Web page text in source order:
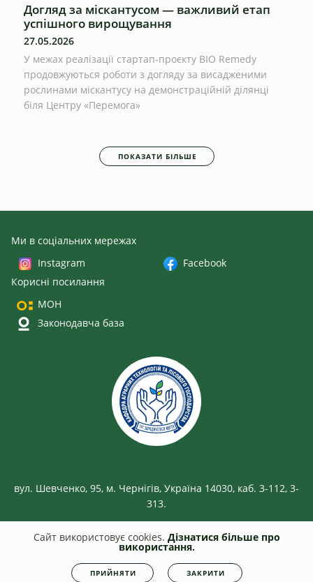
Догляд за міскантусом — важливий етап
успішного вирощування
27.05.2026
У межах реалізації стартап-проєкту BIO Remedy
продовжуються роботи з догляду за висадженими
рослинами міскантусу на демонстраційній ділянці
біля Центру «Перемога»
ПОКАЗАТИ БІЛЬШЕ
Ми в соціальних мережах
Instagram
Facebook
Корисні посилання
МОН
Законодавча база
вул. Шевченко, 95, м. Чернігів, Україна 14030, каб. 3-112, 3-
313.
smm.stu.cn.uaВсі права захищені. Несанкціоноване копіювання
заборонено.Політика конфіденційності|Cookies
Сайт використовує cookies. Дізнатися більше про
використання.
ПРИЙНЯТИ ЗАКРИТИ